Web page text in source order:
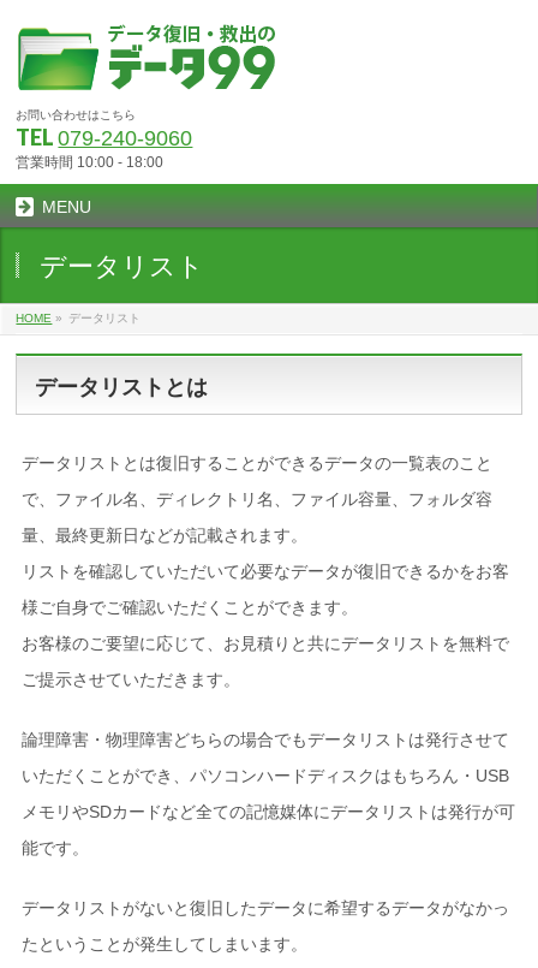
お問い合わせはこちら
TEL079-240-9060
営業時間 10:00 - 18:00
MENU
データリスト
HOME » データリスト
データリストとは
データリストとは復旧することができるデータの一覧表のこと
で、ファイル名、ディレクトリ名、ファイル容量、フォルダ容
量、最終更新日などが記載されます。
リストを確認していただいて必要なデータが復旧できるかをお客
様ご自身でご確認いただくことができます。
お客様のご要望に応じて、お見積りと共にデータリストを無料で
ご提示させていただきます。
論理障害・物理障害どちらの場合でもデータリストは発行させて
いただくことができ、パソコンハードディスクはもちろん・USB
メモリやSDカードなど全ての記憶媒体にデータリストは発行が可
能です。
データリストがないと復旧したデータに希望するデータがなかっ
たということが発生してしまいます。